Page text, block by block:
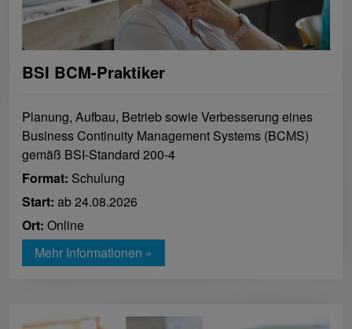
BSI BCM-Praktiker
Planung, Aufbau, Betrieb sowie Verbesserung eines
Business Continuity Management Systems (BCMS)
gemäß BSI-Standard 200-4
Format: Schulung
Start: ab 24.08.2026
Ort: Online
Mehr Informationen »